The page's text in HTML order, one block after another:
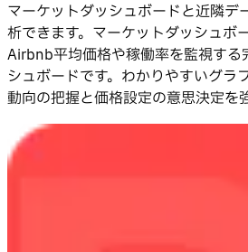
マーケットダッシュボードと近隣デ
析できます。マーケットダッシュボ
Airbnb平均価格や稼働率を監視する
シュボードです。わかりやすいグラ
動向の把握と価格設定の意思決定を